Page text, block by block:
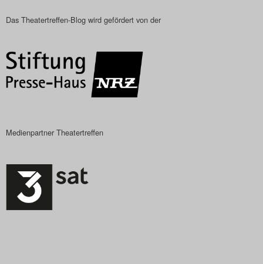
Das Theatertreffen-Blog wird gefördert von der
Medienpartner Theatertreffen